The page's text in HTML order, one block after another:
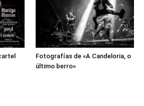
Fotografías de «A Candeloria, o
último berro»